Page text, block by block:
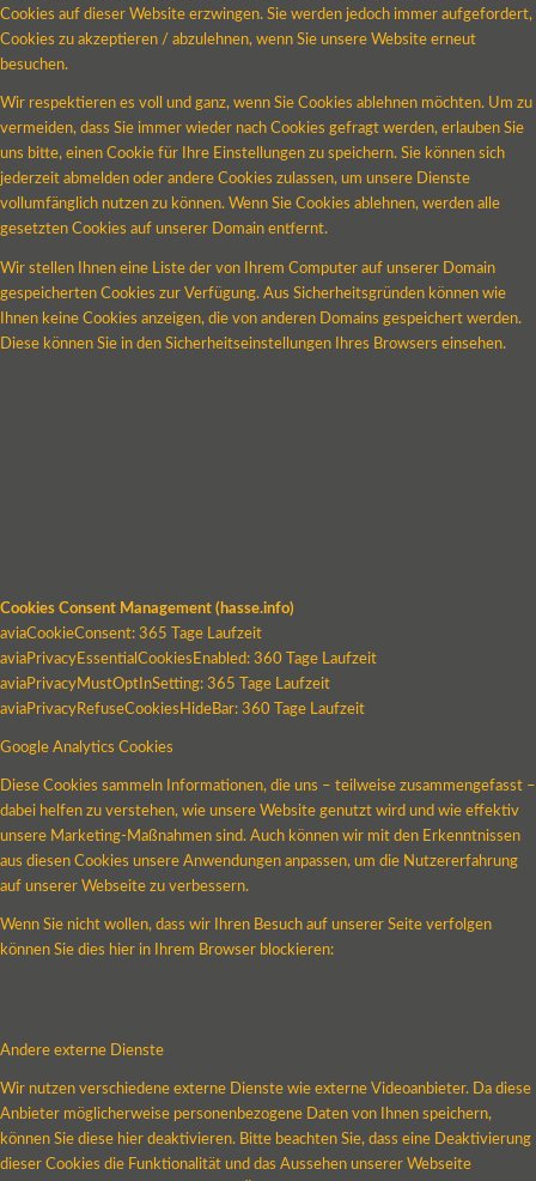
Cookies auf dieser Website erzwingen. Sie werden jedoch immer aufgefordert,
Cookies zu akzeptieren / abzulehnen, wenn Sie unsere Website erneut
besuchen.
Wir respektieren es voll und ganz, wenn Sie Cookies ablehnen möchten. Um zu
vermeiden, dass Sie immer wieder nach Cookies gefragt werden, erlauben Sie
uns bitte, einen Cookie für Ihre Einstellungen zu speichern. Sie können sich
jederzeit abmelden oder andere Cookies zulassen, um unsere Dienste
vollumfänglich nutzen zu können. Wenn Sie Cookies ablehnen, werden alle
gesetzten Cookies auf unserer Domain entfernt.
Wir stellen Ihnen eine Liste der von Ihrem Computer auf unserer Domain
gespeicherten Cookies zur Verfügung. Aus Sicherheitsgründen können wie
Ihnen keine Cookies anzeigen, die von anderen Domains gespeichert werden.
Diese können Sie in den Sicherheitseinstellungen Ihres Browsers einsehen.
Cookies Consent Management (hasse.info)
aviaCookieConsent: 365 Tage Laufzeit
aviaPrivacyEssentialCookiesEnabled: 360 Tage Laufzeit
aviaPrivacyMustOptInSetting: 365 Tage Laufzeit
aviaPrivacyRefuseCookiesHideBar: 360 Tage Laufzeit
Google Analytics Cookies
Diese Cookies sammeln Informationen, die uns – teilweise zusammengefasst –
dabei helfen zu verstehen, wie unsere Website genutzt wird und wie effektiv
unsere Marketing-Maßnahmen sind. Auch können wir mit den Erkenntnissen
aus diesen Cookies unsere Anwendungen anpassen, um die Nutzererfahrung
auf unserer Webseite zu verbessern.
Wenn Sie nicht wollen, dass wir Ihren Besuch auf unserer Seite verfolgen
können Sie dies hier in Ihrem Browser blockieren:
Andere externe Dienste
Wir nutzen verschiedene externe Dienste wie externe Videoanbieter. Da diese
Anbieter möglicherweise personenbezogene Daten von Ihnen speichern,
können Sie diese hier deaktivieren. Bitte beachten Sie, dass eine Deaktivierung
dieser Cookies die Funktionalität und das Aussehen unserer Webseite